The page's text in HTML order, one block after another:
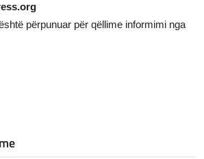
përpunuar për qëllime informimi nga